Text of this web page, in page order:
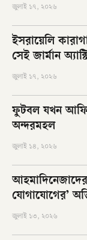
জুলাই ১৭, ২০২৬
ইসরায়েলি
সেই জার্মান
জুলাই ১৭, ২০২৬
ফুটবল যখন
অন্দরমহল
জুলাই ১৪, ২০২৬
আহমাদিনেজাদের
যোগাযোগের’
জুলাই ১৩, ২০২৬